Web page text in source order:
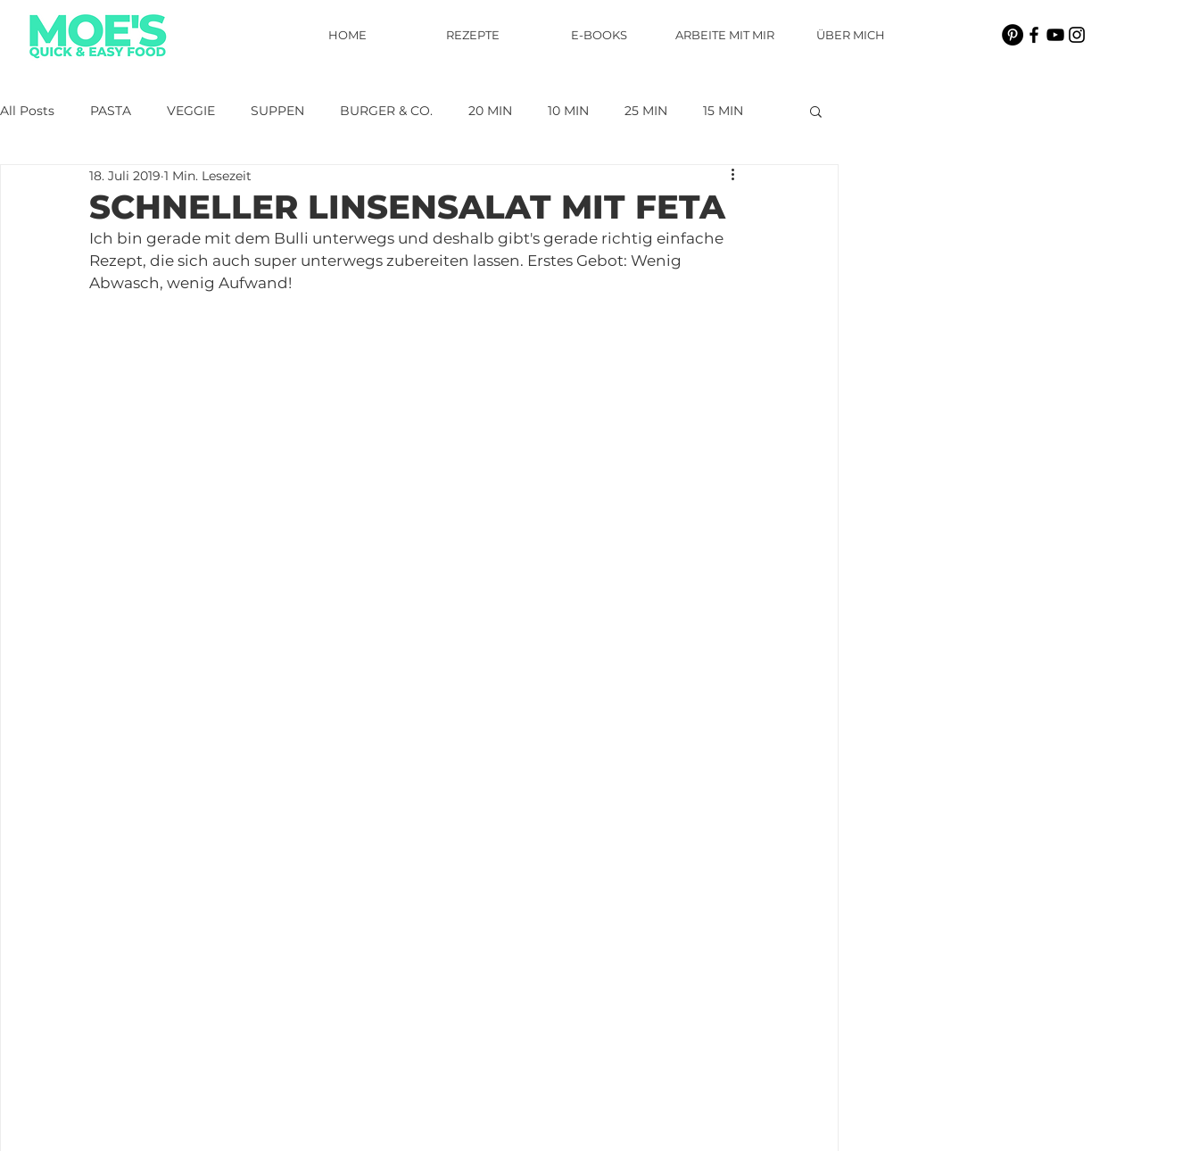
HOME REZEPTE E-BOOKS ARBEITE MIT MIR ÜBER MICH
All Posts PASTA VEGGIE SUPPEN BURGER & CO. 20 MIN 10 MIN 25 MIN 15 MIN
FRÜHSTÜCK SALAT 30 MIN
SCHNELLES FÜR GÄSTE DIP OFENGERICHTE GESUND UND SO. 5 MIN
SCHNELLER LINSENSALAT MIT FETA
18. Juli 2019 1 Min. Lesezeit
Ich bin gerade mit dem Bulli unterwegs und deshalb gibt's gerade richtig einfache
Rezept, die sich auch super unterwegs zubereiten lassen. Erstes Gebot: Wenig
Abwasch, wenig Aufwand!